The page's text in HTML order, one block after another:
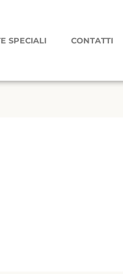
SPECIALI CONTATTI